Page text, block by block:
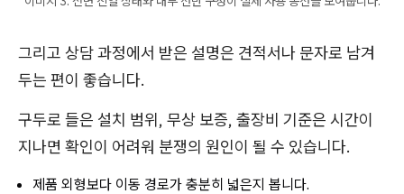
그리고 상담 과정에서 받은 설명은 견적서나 문자로 남겨
두는 편이 좋습니다.
구두로 들은 설치 범위, 무상 보증, 출장비 기준은 시간이
지나면 확인이 어려워 분쟁의 원인이 될 수 있습니다.
제품 외형보다 이동 경로가 충분히 넓은지 봅니다.